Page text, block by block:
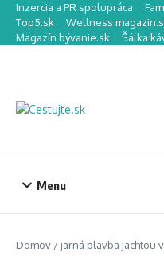
Preskočiť na obsah
Inzercia a PR spolupráca
Top5.sk
Wellness
Magazín bývanie.sk
Šálka
Menu
Domov / jarná plavba jachtou